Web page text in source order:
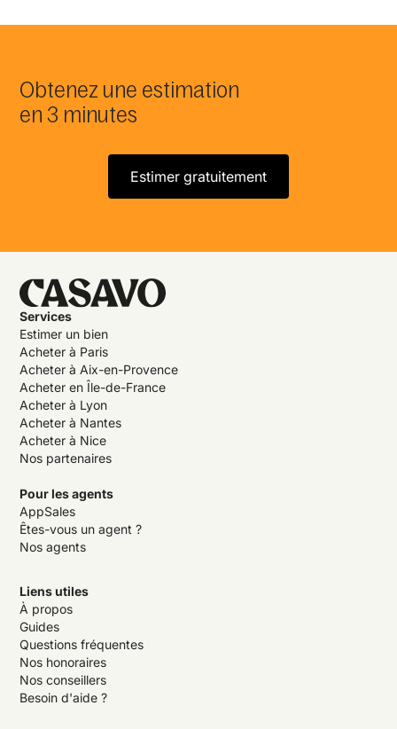
Obtenez une estimation
en 3 minutes
Estimer gratuitement
Services
Estimer un bien
Acheter à Paris
Acheter à Aix-en-Provence
Acheter en Île-de-France
Acheter à Lyon
Acheter à Nantes
Acheter à Nice
Nos partenaires
Pour les agents
AppSales
Êtes-vous un agent ?
Nos agents
Liens utiles
À propos
Guides
Questions fréquentes
Nos honoraires
Nos conseillers
Besoin d'aide ?